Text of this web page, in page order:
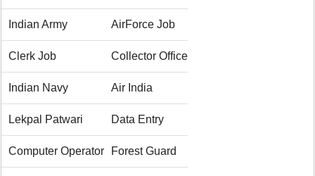
Indian Army AirForce Job
Clerk Job Collector Office
Indian Navy Air India
Lekpal Patwari Data Entry
Computer Operator Forest Guard